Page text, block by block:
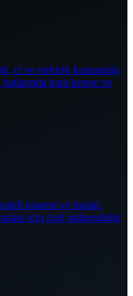
el ve elektrik kumandalı
hızlı kesme ve
tasarım ve imalat.
için özel mühendislik